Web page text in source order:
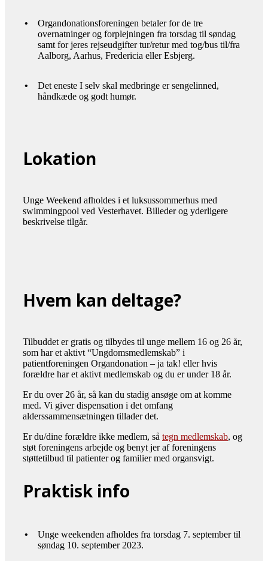
•
Organdonationsforeningen betaler for de tre
overnatninger og forplejningen fra torsdag til søndag
samt for jeres rejseudgifter tur/retur med tog/bus til/fra
Aalborg, Aarhus, Fredericia eller Esbjerg.
•
Det eneste I selv skal medbringe er sengelinned,
håndkæde og godt humør.
Lokation
Unge Weekend afholdes i et luksussommerhus med
swimmingpool ved Vesterhavet. Billeder og yderligere
beskrivelse tilgår.
Hvem kan deltage?
Tilbuddet er gratis og tilbydes til unge mellem 16 og 26 år,
som har et aktivt “Ungdomsmedlemskab” i
patientforeningen Organdonation – ja tak! eller hvis
forældre har et aktivt medlemskab og du er under 18 år.
Er du over 26 år, så kan du stadig ansøge om at komme
med. Vi giver dispensation i det omfang
alderssammensætningen tillader det.
Er du/dine forældre ikke medlem, så tegn medlemskab, og
støt foreningens arbejde og benyt jer af foreningens
støttetilbud til patienter og familier med organsvigt.
Praktisk info
•
Unge weekenden afholdes fra torsdag 7. september til
søndag 10. september 2023.